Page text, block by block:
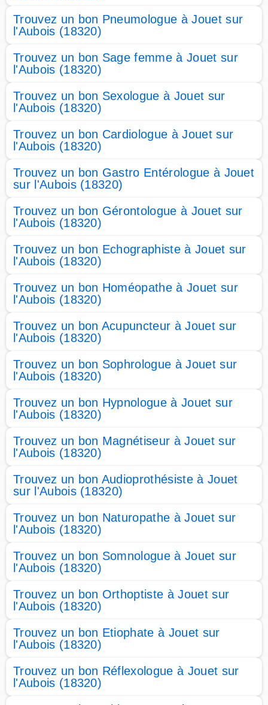
Trouvez un bon Pneumologue à Jouet sur
l'Aubois (18320)
Trouvez un bon Sage femme à Jouet sur
l'Aubois (18320)
Trouvez un bon Sexologue à Jouet sur
l'Aubois (18320)
Trouvez un bon Cardiologue à Jouet sur
l'Aubois (18320)
Trouvez un bon Gastro Entérologue à Jouet
sur l'Aubois (18320)
Trouvez un bon Gérontologue à Jouet sur
l'Aubois (18320)
Trouvez un bon Echographiste à Jouet sur
l'Aubois (18320)
Trouvez un bon Homéopathe à Jouet sur
l'Aubois (18320)
Trouvez un bon Acupuncteur à Jouet sur
l'Aubois (18320)
Trouvez un bon Sophrologue à Jouet sur
l'Aubois (18320)
Trouvez un bon Hypnologue à Jouet sur
l'Aubois (18320)
Trouvez un bon Magnétiseur à Jouet sur
l'Aubois (18320)
Trouvez un bon Audioprothésiste à Jouet
sur l'Aubois (18320)
Trouvez un bon Naturopathe à Jouet sur
l'Aubois (18320)
Trouvez un bon Somnologue à Jouet sur
l'Aubois (18320)
Trouvez un bon Orthoptiste à Jouet sur
l'Aubois (18320)
Trouvez un bon Etiophate à Jouet sur
l'Aubois (18320)
Trouvez un bon Réflexologue à Jouet sur
l'Aubois (18320)